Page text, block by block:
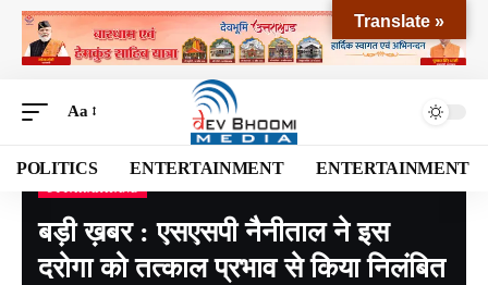
Aa
POLITICS ENTERTAINMENT ENTERTAINMENT
Devbhoomi Media Blog>NATIONAL>UTTARAKHAND >बड़ी ख़बर : एसएसपी नैनीताल ने इस दरोगा को तत्काल प्रभाव से किया निलंबित
बड़ी ख़बर : एसएसपी नैनीताल ने इस
दरोगा को तत्काल प्रभाव से किया निलंबित
Translate »